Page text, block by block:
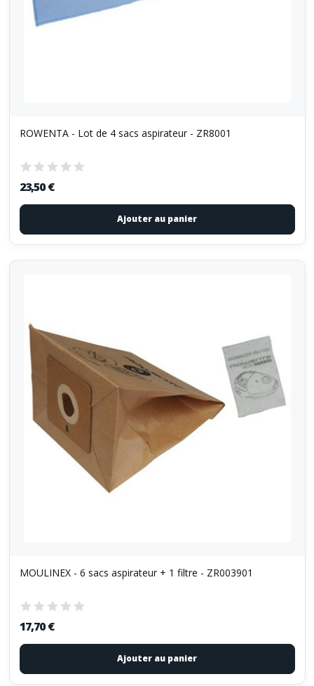
ROWENTA - Lot de 4 sacs aspirateur - ZR8001
23,50 €
Ajouter au panier
MOULINEX - 6 sacs aspirateur + 1 filtre - ZR003901
17,70 €
Ajouter au panier